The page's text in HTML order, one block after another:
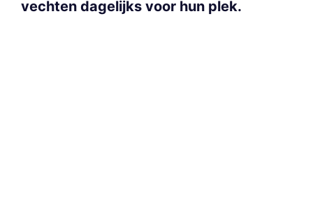
vechten dagelijks voor hun plek.